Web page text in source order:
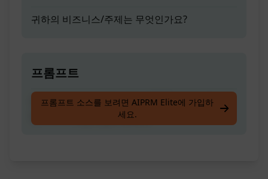
귀하의 비즈니스/주제는 무엇인가요?
프롬프트
커넥션과 관심을 끌 수 있는 훌륭한 LinkedIn 투
표 아이디어를 만들어보세요.
프롬프트 소스를 보려면 AIPRM Elite에 가입하
세요.